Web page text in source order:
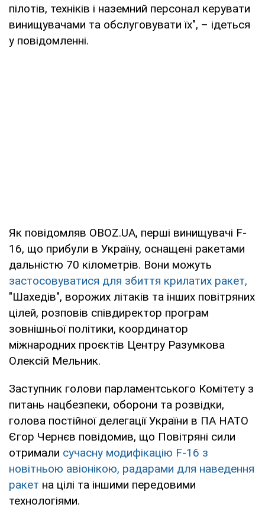
пілотів, техніків і наземний персонал керувати
винищувачами та обслуговувати їх", – ідеться
у повідомленні.
Як повідомляв OBOZ.UA, перші винищувачі F-
16, що прибули в Україну, оснащені ракетами
дальністю 70 кілометрів. Вони можуть
застосовуватися для збиття крилатих ракет,
"Шахедів", ворожих літаків та інших повітряних
цілей, розповів співдиректор програм
зовнішньої політики, координатор
міжнародних проєктів Центру Разумкова
Олексій Мельник.
Заступник голови парламентського Комітету з
питань нацбезпеки, оборони та розвідки,
голова постійної делегації України в ПА НАТО
Єгор Чернєв повідомив, що Повітряні сили
отримали сучасну модифікацію F-16 з
новітньою авіонікою, радарами для наведення
ракет на цілі та іншими передовими
технологіями.